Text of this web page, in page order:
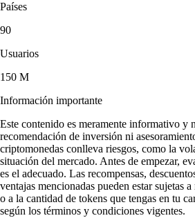
Países
90
Usuarios
150 M
Información importante
Este contenido es meramente informativo y
recomendación de inversión ni
criptomonedas conlleva riesgos, como la
situación del mercado. Antes de empezar,
es el adecuado. Las recompensas,
ventajas mencionadas pueden estar sujetas
o a la cantidad de tokens que tengas en tu
según los términos y condiciones vigentes.